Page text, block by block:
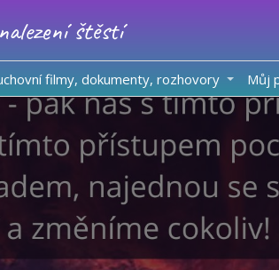
štěstí
filmy, dokumenty, rozhovory Můj